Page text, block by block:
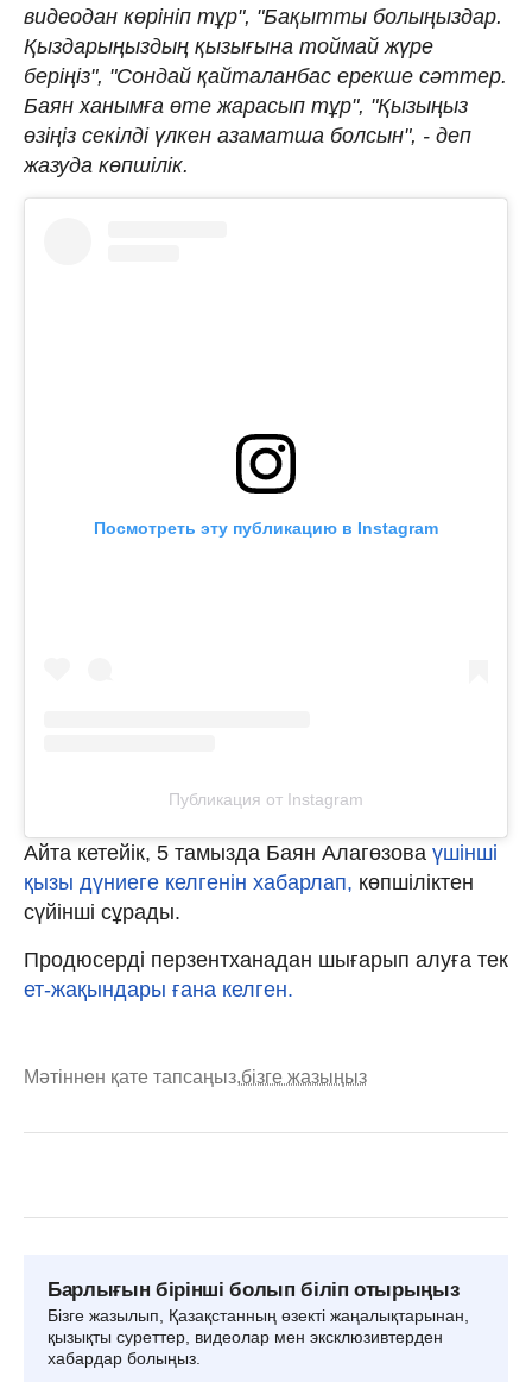
видеодан көрініп тұр", "Бақытты болыңыздар.
Қыздарыңыздың қызығына тоймай жүре
беріңіз", "Сондай қайталанбас ерекше сәттер.
Баян ханымға өте жарасып тұр", "Қызыңыз
өзіңіз секілді үлкен азаматша болсын", - деп
жазуда көпшілік.
Посмотреть эту публикацию в Instagram
Публикация от Instagram
Айта кетейік, 5 тамызда Баян Алагөзова үшінші
қызы дүниеге келгенін хабарлап, көпшіліктен
сүйінші сұрады.
Продюсерді перзентханадан шығарып алуға тек
ет-жақындары ғана келген.
Мәтіннен қате тапсаңыз,бізге жазыңыз
Барлығын бірінші болып біліп отырыңыз
Бізге жазылып, Қазақстанның өзекті жаңалықтарынан,
қызықты суреттер, видеолар мен эксклюзивтерден
хабардар болыңыз.